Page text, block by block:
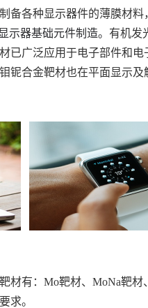
备各种显示器件的薄膜材料
示器基础元件制造。 有机发
已广泛应用于电子部件和
铌合金靶材也在平面显示及
材有：Mo靶材、MoNa靶
求。